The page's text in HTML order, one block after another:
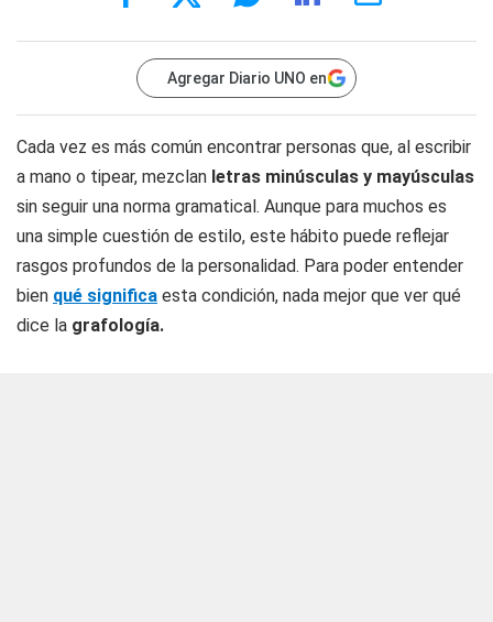
Agregar Diario UNO en
Cada vez es más común encontrar personas que, al escribir
a mano o tipear, mezclan letras minúsculas y mayúsculas
sin seguir una norma gramatical. Aunque para muchos es
una simple cuestión de estilo, este hábito puede reflejar
rasgos profundos de la personalidad. Para poder entender
bien qué significa esta condición, nada mejor que ver qué
dice la grafología.